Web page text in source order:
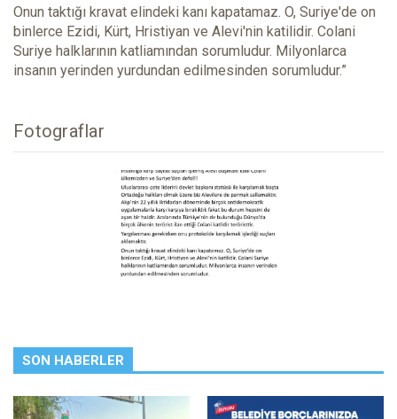
Onun taktığı kravat elindeki kanı kapatamaz. O, Suriye'de on
binlerce Ezidi, Kürt, Hristiyan ve Alevi'nin katilidir. Colani
Suriye halklarının katliamından sorumludur. Milyonlarca
insanın yerinden yurdundan edilmesinden sorumludur.”
Fotograflar
SON HABERLER